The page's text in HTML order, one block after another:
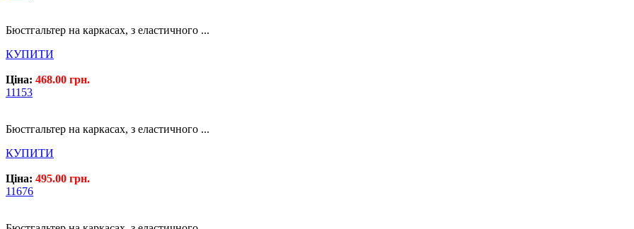
Бюстгальтер на каркасах, з еластичного ...
КУПИТИ
Ціна: 468.00 грн.
11153
Бюстгальтер на каркасах, з еластичного ...
КУПИТИ
Ціна: 495.00 грн.
11676